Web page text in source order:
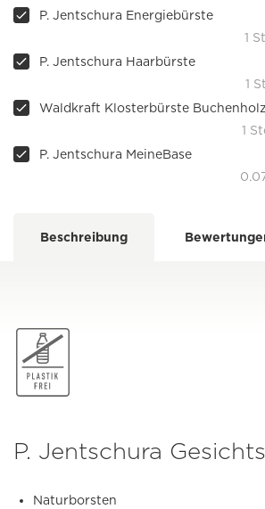
P. Jentschura Energiebürste
1
P. Jentschura Haarbürste
1
Waldkraft Klosterbürste
1
P. Jentschura MeineBase
Beschreibung
P. Jentschura
Naturborsten